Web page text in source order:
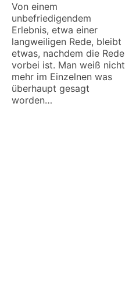
Von einem
unbefriedigendem
Erlebnis, etwa einer
langweiligen Rede, bleibt
etwas, nachdem die Rede
vorbei ist. Man weiß nicht
mehr im Einzelnen was
überhaupt gesagt
worden…